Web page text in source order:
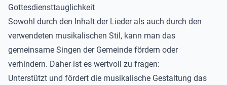
Gottesdiensttauglichkeit
Sowohl durch den Inhalt der Lieder als auch durch den
verwendeten musikalischen Stil, kann man das
gemeinsame Singen der Gemeinde fördern oder
verhindern. Daher ist es wertvoll zu fragen:
Unterstützt und fördert die musikalische Gestaltung das